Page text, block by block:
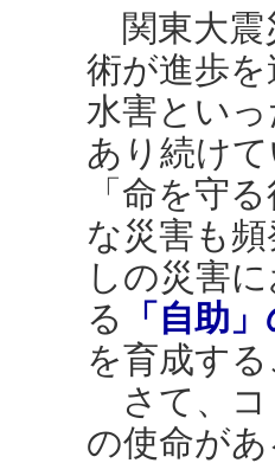
関東大震
術が進歩
水害とい
あり続け
「命を守
な災害も
しの災害
る
「自助
を育成す
さて、コ
の使命が